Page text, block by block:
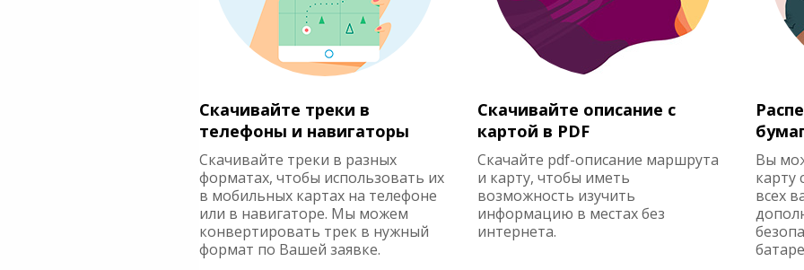
Скачивайте треки в
телефоны и навигаторы
Скачивайте треки в разных
форматах, чтобы использовать их
в мобильных картах на телефоне
или в навигаторе. Мы можем
конвертировать трек в нужный
формат по Вашей заявке.
Скачивайте описание с
картой в PDF
Скачайте pdf-описание маршрута
и карту, чтобы иметь
возможность изучить
информацию в местах без
интернета.
Вы
карту
всех